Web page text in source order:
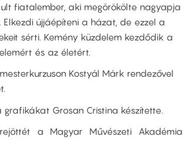
fiatalember, aki megörökölte nagyapja
újjáépíteni a házat, de ezzel a
sérti. Kemény küzdelem kezdődik a
és az életért.
Kostyál Márk rendezővel
grafikákat Grosan Cristina készítette.
a Magyar Művészeti Akadémia